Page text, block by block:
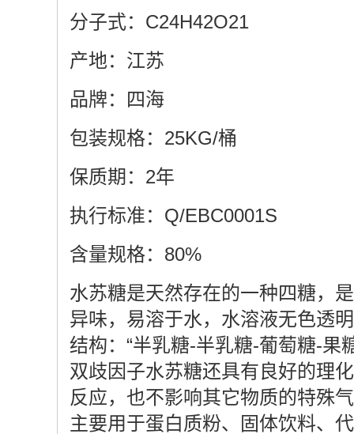
分子式：C24H42O21
产地：江苏
品牌：四海
包装规格：25KG/桶
保质期：2年
执行标准：Q/EBC0001S
含量规格：80%
水苏糖是天然存在的一种四糖，
异味，易溶于水，水溶液无色透
结构：“半乳糖-半乳糖-葡萄糖-果
双歧因子水苏糖还具有良好的理
反应，也不影响其它物质的特殊
主要用于蛋白质粉、固体饮料、